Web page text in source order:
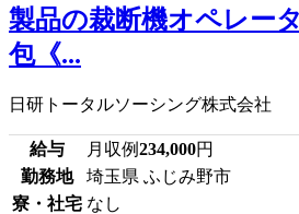
製品の裁断機オペレー
包《...
日研トータルソーシング株式会社
給与 月収例234,000円
勤務地
埼玉県 ふじみ野市
寮・社宅 なし